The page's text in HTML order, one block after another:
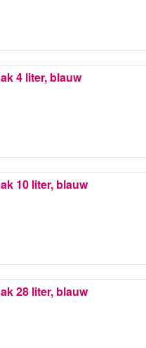
4 liter, blauw
10 liter, blauw
28 liter, blauw